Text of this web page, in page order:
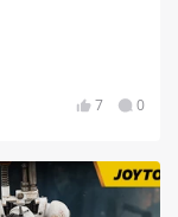
7 0